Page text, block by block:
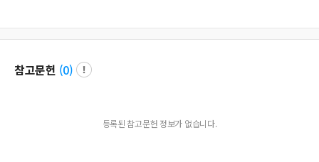
참고문헌 (0)
등록된 참고문헌 정보가 없습니다.